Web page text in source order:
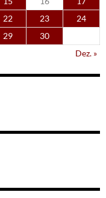
22 23
24
29
30
Dez. »